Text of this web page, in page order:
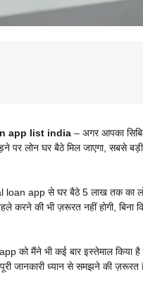
app list india– अगर आपका
लोन घर बैठे मिल जाएगा, सबसे
loan app से घर बैठे 5 लाख तक का
करने की भी ज़रूरत नहीं होगी,
को मैंने भी कई बार इस्तेमाल किया
जानकारी ध्यान से समझने की